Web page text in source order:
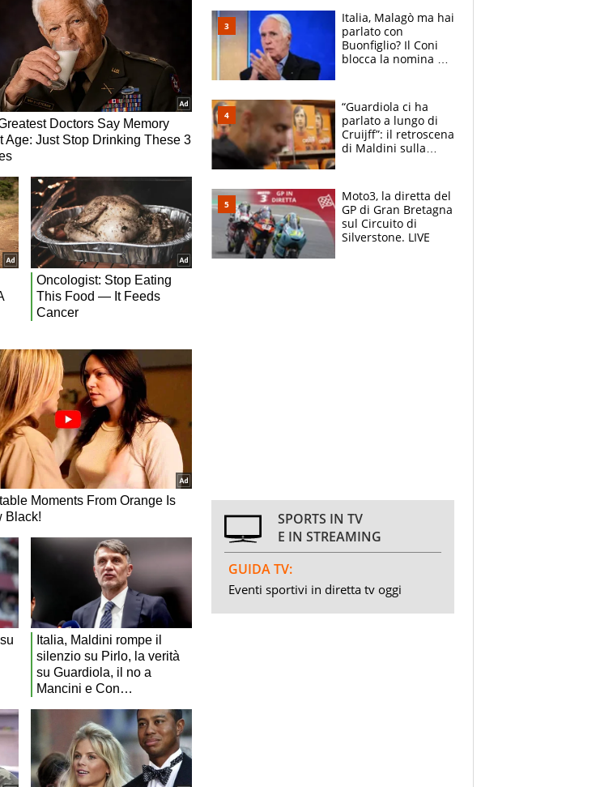
Italia, Malagò ma hai
parlato con
Buonfiglio? Il Coni
blocca la nomina di
“Guardiola ci ha
parlato a lungo di
Cruijff”: il retroscena
di Maldini sulla
Moto3, la diretta del
GP di Gran Bretagna
sul Circuito di
Silverstone. LIVE
SPORTS IN TV
E IN STREAMING
GUIDA TV:
Eventi sportivi in diretta tv oggi